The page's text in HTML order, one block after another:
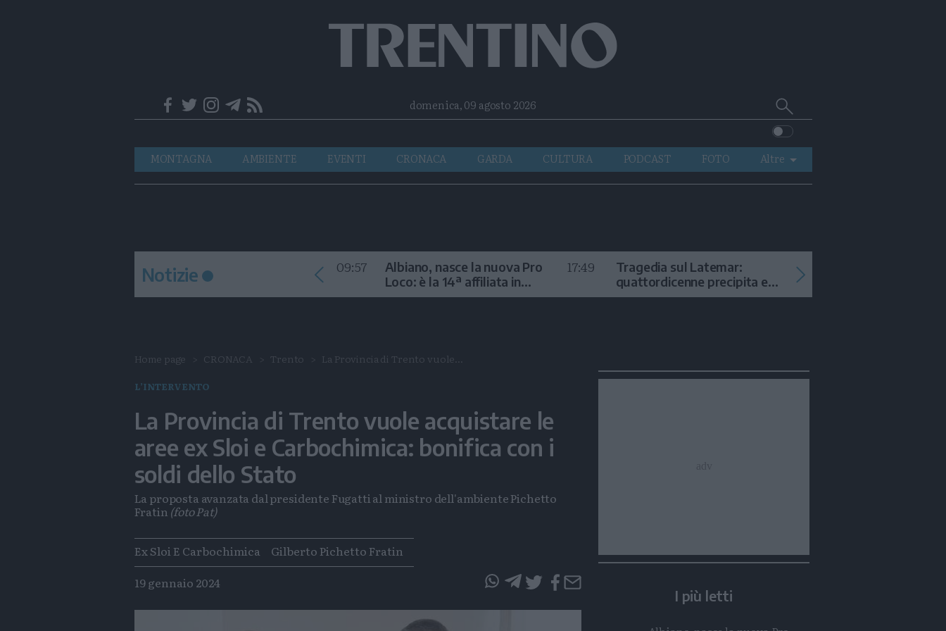
Telegram
RSS
domenica, 09 agosto 2026 Cerca
su
Trentino
Navigazione
principale
MONTAGNA AMBIENTE EVENTI CRONACA GARDA CULTURA PODCAST FOTO
Altre
VIDEO
Notizie 09:57
Albiano, nasce la nuova Pro
Loco: è la 14ª affiliata in
Trentino nel 2026
17:49
Tragedia sul Latemar:
quattordicenne precipita e
muore
Home page CRONACA Trento La Provincia di Trento vuole...
L’INTERVENTO
La Provincia di Trento vuole acquistare le
aree ex Sloi e Carbochimica: bonifica con i
soldi dello Stato
La proposta avanzata dal presidente Fugatti al ministro dell'ambiente Pichetto
Fratin (foto Pat)
Tags
Ex Sloi E Carbochimica
Gilberto Pichetto Fratin
19 gennaio 2024
I più letti